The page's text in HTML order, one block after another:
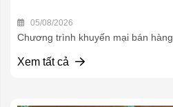
05/08/2026
Chương trình khuyến mại bán hàng
Xem tất cả